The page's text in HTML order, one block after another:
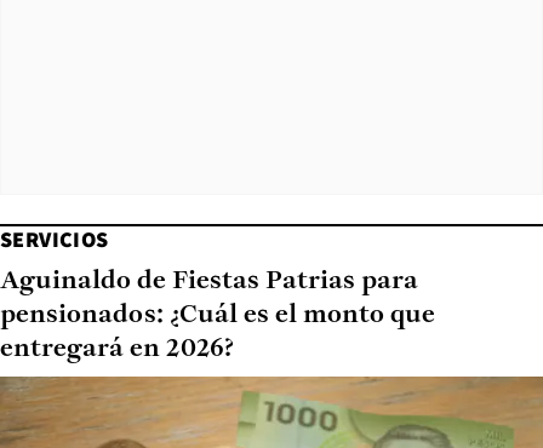
SERVICIOS
Aguinaldo de Fiestas Patrias para
pensionados: ¿Cuál es el monto que
entregará en 2026?